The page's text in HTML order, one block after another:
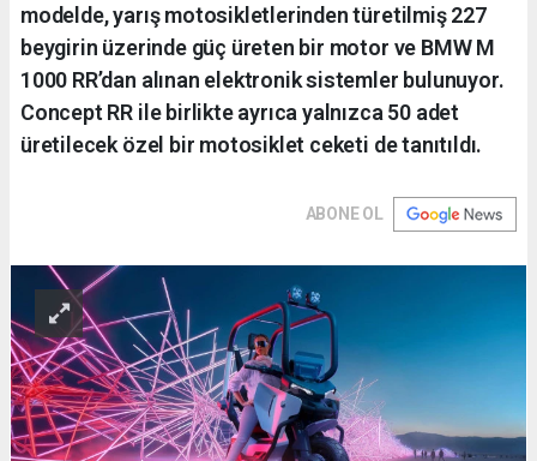
modelde, yarış motosikletlerinden türetilmiş 227
beygirin üzerinde güç üreten bir motor ve BMW M
1000 RR’dan alınan elektronik sistemler bulunuyor.
Concept RR ile birlikte ayrıca yalnızca 50 adet
üretilecek özel bir motosiklet ceketi de tanıtıldı.
ABONE OL